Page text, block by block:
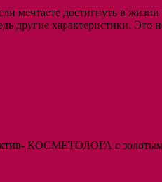
мечтаете достигнуть в
другие характеристики.
КОСМЕТОЛОГА с